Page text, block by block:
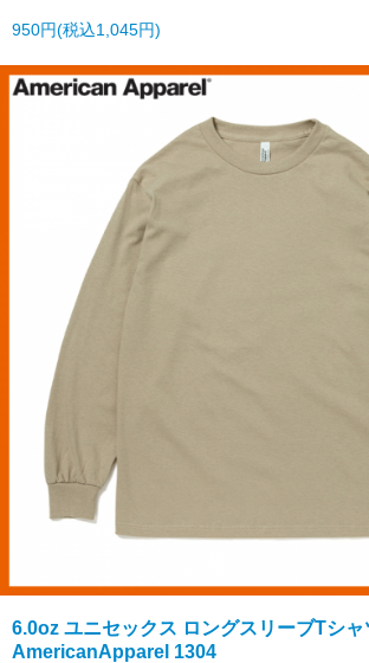
950円(税込1,045円)
6.0oz ユニセックス ロングスリーブTシャ
AmericanApparel 1304